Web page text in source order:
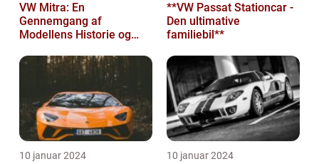
VW Mitra: En
Gennemgang af
Modellens Historie og
Bilentusiaster
**VW Passat Stationcar -
Den ultimative
familiebil**
10 januar 2024 10 januar 2024